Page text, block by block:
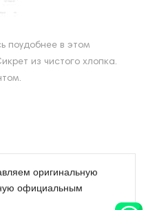
поудобнее в этом
из чистого хлопка.
оригинальную
официальным